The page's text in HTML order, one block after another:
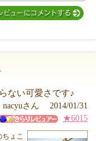
ない可愛さです♪
nacyuさん 2014/01/31
★6015
ょこ